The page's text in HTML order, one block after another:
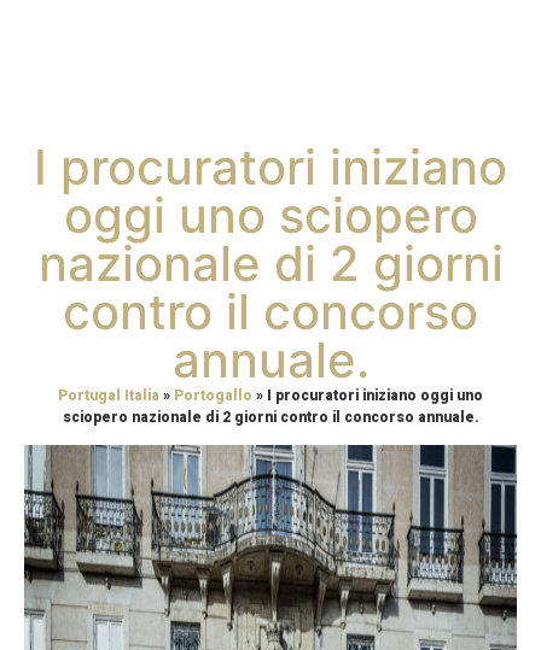
I procuratori iniziano
oggi uno sciopero
nazionale di 2 giorni
contro il concorso
annuale.
Portugal Italia » Portogallo » I procuratori iniziano oggi uno
sciopero nazionale di 2 giorni contro il concorso annuale.